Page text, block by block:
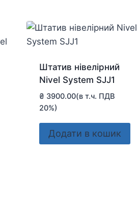
Штатив нівелірний
Nivel System SJJ1
₴ 3900.00(в т.ч. ПДВ
20%)
Додати в кошик